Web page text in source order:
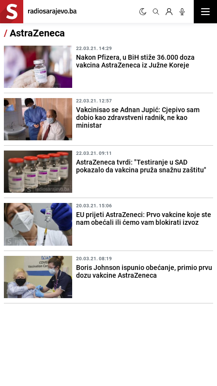
/AstraZeneca
22.03.21. 14:29
Nakon Pfizera, u BiH stiže 36.000 doza
vakcina AstraZeneca iz Južne Koreje
22.03.21. 12:57
Vakcinisao se Adnan Jupić: Cjepivo sam
dobio kao zdravstveni radnik, ne kao
ministar
22.03.21. 09:11
AstraZeneca tvrdi: "Testiranje u SAD
pokazalo da vakcina pruža snažnu zaštitu"
20.03.21. 15:06
EU prijeti AstraZeneci: Prvo vakcine koje ste
nam obećali ili ćemo vam blokirati izvoz
20.03.21. 08:19
Boris Johnson ispunio obećanje, primio prvu
dozu vakcine AstraZeneca